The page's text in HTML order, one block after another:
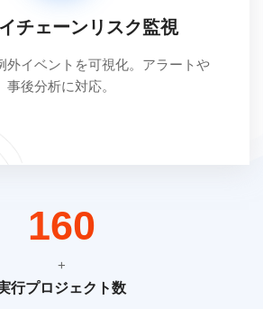
チェーンリスク監視
外イベントを可視化。アラートや
事後分析に対応。
251
+
行プロジェクト数